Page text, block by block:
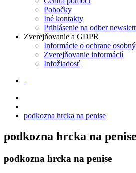
Pobočky
Iné kontakty
Prihlásenie na odber
Zverejňovanie a GDPR
Informácie o ochrane
Zverejňovanie informácií
Infožiadosť
podkozna hrcka na penise
podkozna hrcka na penise
podkozna hrcka na penise